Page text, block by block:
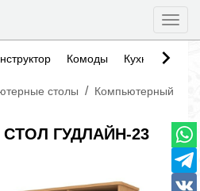
Комоды Кухни
столы / Компьютерный
ГУДЛАЙН-23